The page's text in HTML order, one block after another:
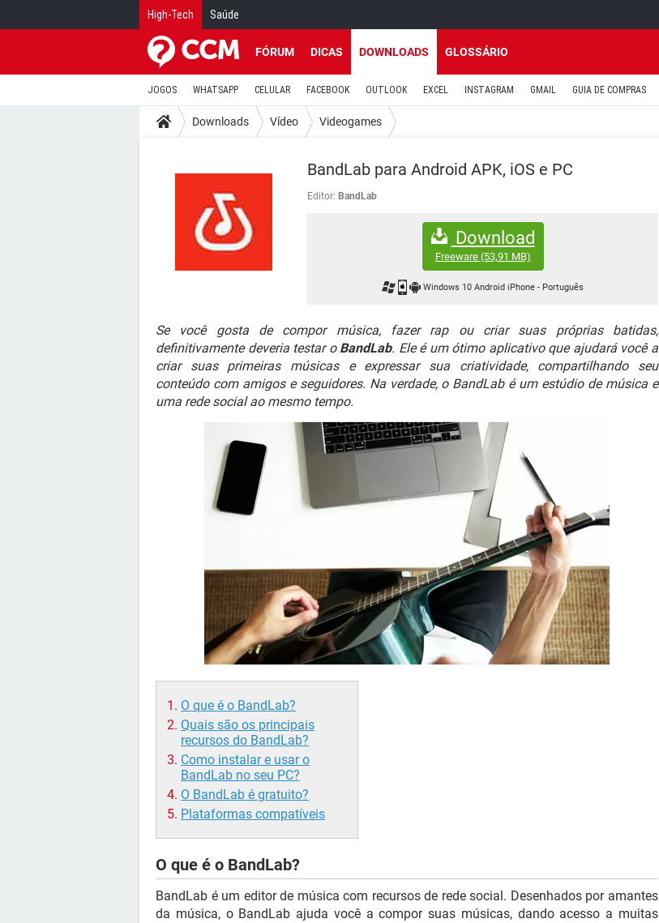
High-Tech Saúde
FÓRUM DICAS DOWNLOADS GLOSSÁRIO
JOGOS WHATSAPP CELULAR FACEBOOK OUTLOOK EXCEL INSTAGRAM GMAIL GUIA DE COMPRAS
Downloads Vídeo Videogames
BandLab para Android APK, iOS e PC
Editor: BandLab
Download
Freeware(53,91 MB)
Windows 10 Android iPhone- Português
Se você gosta de compor música, fazer rap ou criar suas próprias batidas,
definitivamente deveria testar o BandLab. Ele é um ótimo aplicativo que ajudará você a
criar suas primeiras músicas e expressar sua criatividade, compartilhando seu
conteúdo com amigos e seguidores. Na verdade, o BandLab é um estúdio de música e
uma rede social ao mesmo tempo.
O que é o BandLab?
Quais são os principais
recursos do BandLab?
Como instalar e usar o
BandLab no seu PC?
O BandLab é gratuito?
Plataformas compatíveis
O que é o BandLab?
BandLab é um editor de música com recursos de rede social. Desenhados por amantes
da música, o BandLab ajuda você a compor suas músicas, dando acesso a muitas